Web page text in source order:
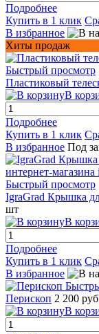
Подробнее
Купить в 1 клик
В избранное
Хиты продаж
Быстрый просмотр
Пластиковый
В
Подробнее
Купить в 1 клик
В избранное Под
Быстрый просмотр
IgraGrad Крышка
шт
В
Подробнее
Купить в 1 клик
В избранное
Перископ 2 200
В